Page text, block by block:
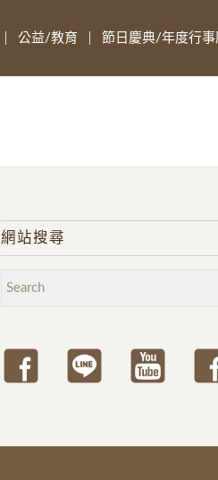
公益/教育 節日慶典/年度行事
網站搜尋